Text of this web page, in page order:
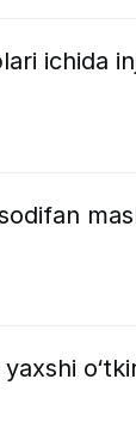
ichida